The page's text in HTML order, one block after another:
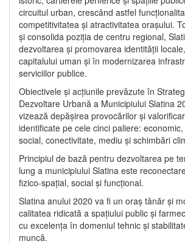
circuitul urban, crescând astfel
competitivitatea şi atractivitatea oraşului.
şi consolida poziţia de centru regional,
dezvoltarea şi promovarea identităţii
capitalului uman şi în modernizarea
serviciilor publice.
Obiectivele şi acţiunile prevăzute în
Dezvoltare Urbană a Municipiului Slatina
vizează depășirea provocărilor şi
identificate pe cele cinci paliere:
social, conectivitate, mediu şi schimbări
Principiul de bază pentru dezvoltarea pe
lung a municipiului Slatina este
fizico-spaţial, social şi funcţional.
Slatina anului 2020 va fi un oraş tânăr şi
calitatea ridicată a spaţiului public şi
cu excelenţa în domeniul tehnic şi
muncă.